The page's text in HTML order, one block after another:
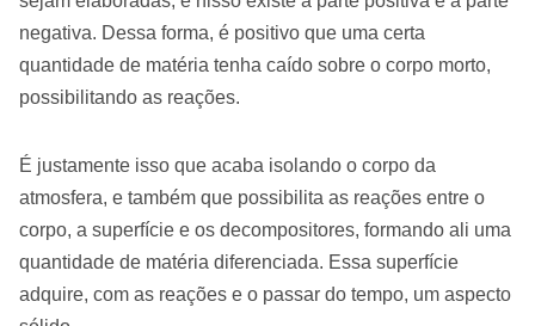
negativa. Dessa forma, é positivo que uma certa
quantidade de matéria tenha caído sobre o corpo morto,
possibilitando as reações.
É justamente isso que acaba isolando o corpo da
atmosfera, e também que possibilita as reações entre o
corpo, a superfície e os decompositores, formando ali uma
quantidade de matéria diferenciada. Essa superfície
adquire, com as reações e o passar do tempo, um aspecto